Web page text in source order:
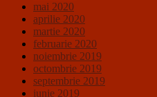
mai 2020
aprilie 2020
martie 2020
februarie 2020
noiembrie 2019
octombrie 2019
septembrie 2019
iunie 2019